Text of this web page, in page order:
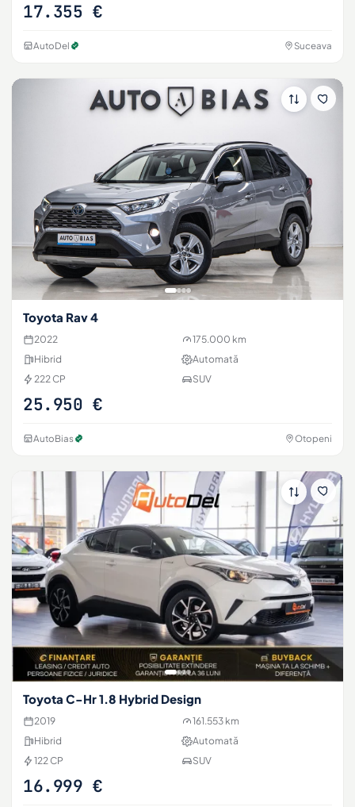
17.355 €
AutoDel Suceava
Toyota Rav 4
2022
175.000 km
Hibrid
Automată
222 CP
SUV
25.950 €
AutoBias Otopeni
Toyota C-Hr 1.8 Hybrid Design
2019
161.553 km
Hibrid
Automată
122 CP
SUV
16.999 €